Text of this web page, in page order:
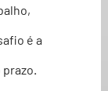
é a